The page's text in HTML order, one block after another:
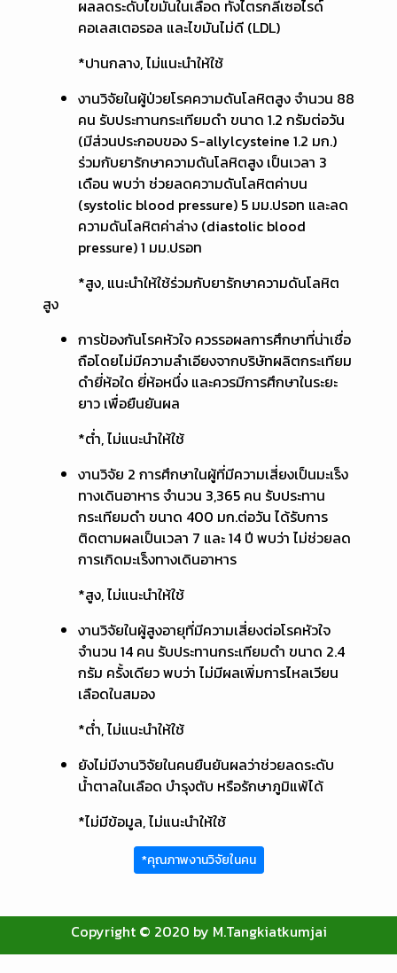
ผลลดระดับไขมันในเลือด ทั้งไตรกลีเซอไรด์
คอเลสเตอรอล และไขมันไม่ดี (LDL)
*ปานกลาง, ไม่แนะนำให้ใช้
งานวิจัยในผู้ป่วยโรคความดันโลหิตสูง จำนวน 88
คน รับประทานกระเทียมดำ ขนาด 1.2 กรัมต่อวัน
(มีส่วนประกอบของ S-allylcysteine 1.2 มก.)
ร่วมกับยารักษาความดันโลหิตสูง เป็นเวลา 3
เดือน พบว่า ช่วยลดความดันโลหิตค่าบน
(systolic blood pressure) 5 มม.ปรอท และลด
ความดันโลหิตค่าล่าง (diastolic blood
pressure) 1 มม.ปรอท
*สูง, แนะนำให้ใช้ร่วมกับยารักษาความดันโลหิต
สูง
การป้องกันโรคหัวใจ ควรรอผลการศึกษาที่น่าเชื่อ
ถือโดยไม่มีความลำเอียงจากบริษัทผลิตกระเทียม
ดำยี่ห้อใด ยี่ห้อหนึ่ง และควรมีการศึกษาในระยะ
ยาว เพื่อยืนยันผล
*ต่ำ, ไม่แนะนำให้ใช้
งานวิจัย 2 การศึกษาในผู้ที่มีความเสี่ยงเป็นมะเร็ง
ทางเดินอาหาร จำนวน 3,365 คน รับประทาน
กระเทียมดำ ขนาด 400 มก.ต่อวัน ได้รับการ
ติดตามผลเป็นเวลา 7 และ 14 ปี พบว่า ไม่ช่วยลด
การเกิดมะเร็งทางเดินอาหาร
*สูง, ไม่แนะนำให้ใช้
งานวิจัยในผู้สูงอายุที่มีความเสี่ยงต่อโรคหัวใจ
จำนวน 14 คน รับประทานกระเทียมดำ ขนาด 2.4
กรัม ครั้งเดียว พบว่า ไม่มีผลเพิ่มการไหลเวียน
เลือดในสมอง
*ต่ำ, ไม่แนะนำให้ใช้
ยังไม่มีงานวิจัยในคนยืนยันผลว่าช่วยลดระดับ
น้ำตาลในเลือด บำรุงตับ หรือรักษาภูมิแพ้ได้
*ไม่มีข้อมูล, ไม่แนะนำให้ใช้
*คุณภาพงานวิจัยในคน
Copyright © 2020 by M.Tangkiatkumjai